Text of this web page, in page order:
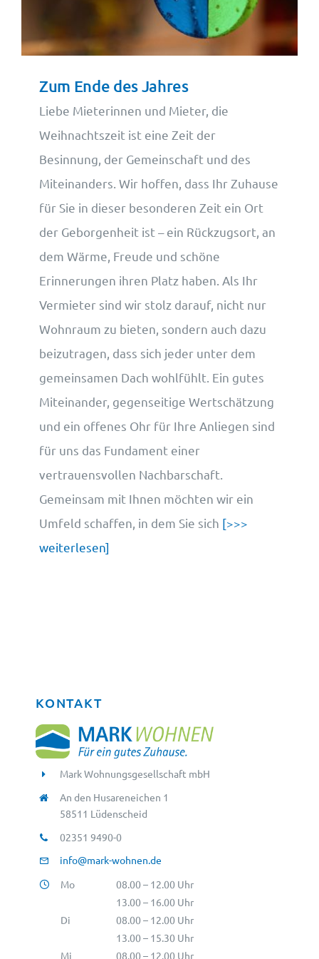
Wohnungsangebote
Kontakt
Zum Ende des Jahres
Liebe Mieterinnen und Mieter, die
Weihnachtszeit ist eine Zeit der
Besinnung, der Gemeinschaft und des
Miteinanders. Wir hoffen, dass Ihr Zuhause
für Sie in dieser besonderen Zeit ein Ort
der Geborgenheit ist – ein Rückzugsort, an
dem Wärme, Freude und schöne
Erinnerungen ihren Platz haben. Als Ihr
Vermieter sind wir stolz darauf, nicht nur
Wohnraum zu bieten, sondern auch dazu
beizutragen, dass sich jeder unter dem
gemeinsamen Dach wohlfühlt. Ein gutes
Miteinander, gegenseitige Wertschätzung
und ein offenes Ohr für Ihre Anliegen sind
für uns das Fundament einer
vertrauensvollen Nachbarschaft.
Gemeinsam mit Ihnen möchten wir ein
Umfeld schaffen, in dem Sie sich [>>>
weiterlesen]
KONTAKT
Mark Wohnungsgesellschaft mbH
An den Husareneichen 1
58511 Lüdenscheid
02351 9490-0
info@mark-wohnen.de
Mo
08.00 – 12.00 Uhr
13.00 – 16.00 Uhr
Di
08.00 – 12.00 Uhr
13.00 – 15.30 Uhr
Mi
08.00 – 12.00 Uhr